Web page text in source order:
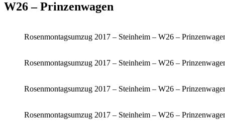
W26 – Prinzenwagen
Rosenmontagsumzug 2017 – Steinheim – W26 –
Rosenmontagsumzug 2017 – Steinheim – W26 –
Rosenmontagsumzug 2017 – Steinheim – W26 –
Rosenmontagsumzug 2017 – Steinheim – W26 –